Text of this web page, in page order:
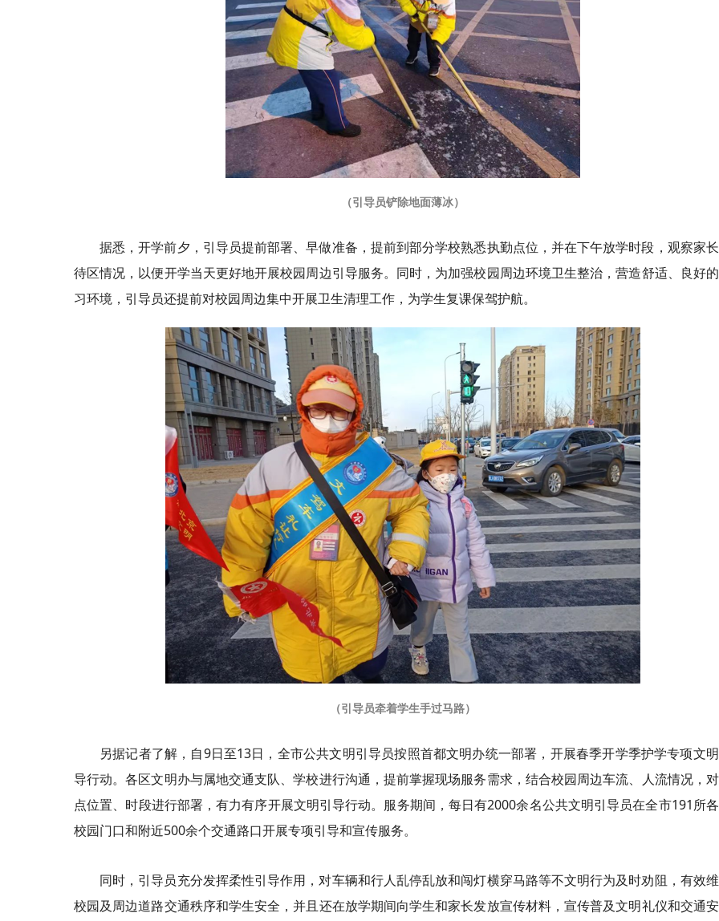
（引导员铲除地面薄冰）
据悉，开学前夕，引导员提前部署、早做准备，提前到部分学校熟悉执勤点位，并在下午放学时段，观察家
待区情况，以便开学当天更好地开展校园周边引导服务。同时，为加强校园周边环境卫生整治，营造舒适、良好
习环境，引导员还提前对校园周边集中开展卫生清理工作，为学生复课保驾护航。
（引导员牵着学生手过马路）
另据记者了解，自9日至13日，全市公共文明引导员按照首都文明办统一部署，开展春季开学季护学专项文
导行动。各区文明办与属地交通支队、学校进行沟通，提前掌握现场服务需求，结合校园周边车流、人流情况，
点位置、时段进行部署，有力有序开展文明引导行动。服务期间，每日有2000余名公共文明引导员在全市191所
校园门口和附近500余个交通路口开展专项引导和宣传服务。
同时，引导员充分发挥柔性引导作用，对车辆和行人乱停乱放和闯灯横穿马路等不文明行为及时劝阻，有效
校园及周边道路交通秩序和学生安全，并且还在放学期间向学生和家长发放宣传材料，宣传普及文明礼仪和交通